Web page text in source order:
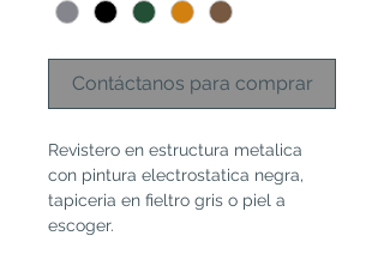
Contáctanos para comprar
Revistero en estructura metalica
con pintura electrostatica negra,
tapiceria en fieltro gris o piel a
escoger.